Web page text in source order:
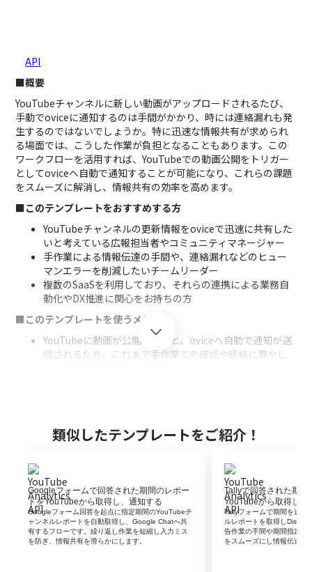
■概要
YouTubeチャンネルに新しい動画がアップロードされるたび、
手動でoviceに通知するのは手間がかかり、時には連絡漏れも発
生するのではないでしょうか。特に迅速な情報共有が求められ
る場面では、こうした作業が負担となることもあります。この
ワークフローを活用すれば、YouTubeでの動画公開をトリガー
としてoviceへ自動で通知することが可能になり、これらの課題
をスムーズに解消し、情報共有の効率を高めます。
■このテンプレートをおすすめする方
YouTubeチャンネルの更新情報をoviceで迅速に共有した
いと考えている広報担当者やコミュニティマネージャー
手作業による情報伝達の手間や、連絡漏れなどのヒュー
マンエラーを削減したいチームリーダー
複数のSaaSを利用しており、それらの連携による業務自
動化やDX推進に関心をお持ちの方
■このテンプレートを使うメリット
YouTubeに動画が公開されると、oviceへ自動で通知が送
信されるため、これまで手作業での確認や連絡に費やし
■フローボットの流れ
次に、トリガーとしてYouTubeを選択し、「YouTubeチ
ャンネルで最新の動画が公開されたら」というアクション
を設定し、監視対象のチャンネルを指定します。
続いて、オペレーションとしてoviceを選択し、「グルー
プのメンバーに通知を送信」アクションを設定し、通知先
のグループやメンバー、そして通知するメッセージ内容を
類似したテンプレートをご紹介！
Googleフォームで回答された期間のレポー
トをYouTubeから取得し、通知する
Googleフォーム回答を起点に指定期間のYouTubeチ
ャンネルレポートを自動取得し、Google Chatへ共
有するフローです。繰り返し作業を短縮し入力ミス
を防ぎ、情報共有を滑らかにします。
Tallyで回答された期間
YouTubeから取得し、
Tallyフォームで期間を送信
ルレポートを取得し
告作業の手間や期間指定ミ
をスムーズにし情報伝達に